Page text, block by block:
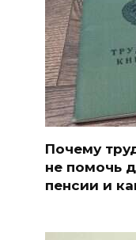
Почему
не помочь
пенсии и